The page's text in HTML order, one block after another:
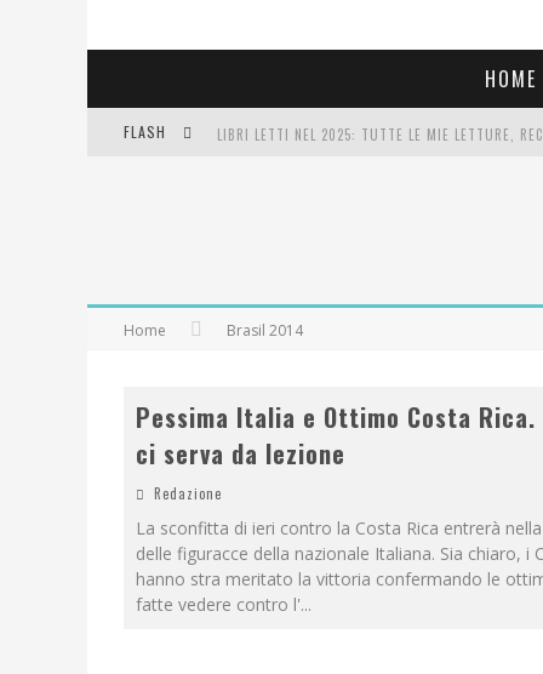
HOME
FLASH LIBRI LETTI NEL 2025: TUTTE LE MIE LETTURE,
Home Brasil 2014
Pessima Italia e Ottimo Costa Rica.
ci serva da lezione
Redazione
La sconfitta di ieri contro la Costa Rica entrerà
delle figuracce della nazionale Italiana. Sia chiaro, i
hanno stra meritato la vittoria confermando le
fatte vedere contro l'...